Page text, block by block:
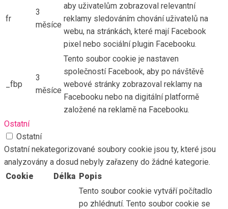
fr
3
měsíce
aby uživatelům zobrazoval relevantní
reklamy sledováním chování uživatelů na
webu, na stránkách, které mají Facebook
pixel nebo sociální plugin Facebooku.
_fbp
3
měsíce
Tento soubor cookie je nastaven
společností Facebook, aby po návštěvě
webové stránky zobrazoval reklamy na
Facebooku nebo na digitální platformě
založené na reklamě na Facebooku.
Ostatní
Ostatní
Ostatní nekategorizované soubory cookie jsou ty, které jsou
analyzovány a dosud nebyly zařazeny do žádné kategorie.
Cookie
Délka Popis
Tento soubor cookie vytváří počítadlo
po zhlédnutí. Tento soubor cookie se